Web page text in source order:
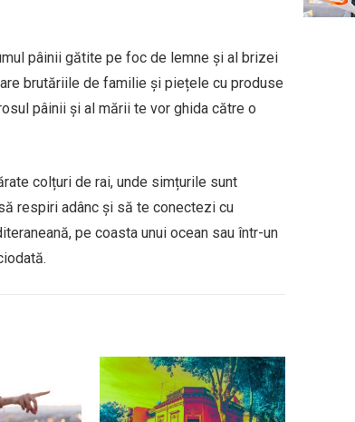
pâinii gătite pe foc de lemne și al brizei
brutăriile de familie și piețele cu produse
pâinii și al mării te vor ghida către o
colțuri de rai, unde simțurile sunt
respiri adânc și să te conectezi cu
pe coasta unui ocean sau într-un